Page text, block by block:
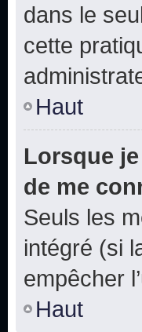
dans le
cette
Haut
Lorsque
de me
Seuls les
intégré (si
empêcher
Haut